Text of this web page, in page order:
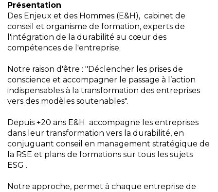
Présentation
Des Enjeux et des Hommes (E&H), cabinet de
conseil et organisme de formation, experts de
l'intégration de la durabilité au cœur des
compétences de l'entreprise.
Notre raison d'être : "Déclencher les prises de
conscience et accompagner le passage à l’action
indispensables à la transformation des entreprises
vers des modèles soutenables".
Depuis +20 ans E&H accompagne les entreprises
dans leur transformation vers la durabilité, en
conjuguant conseil en management stratégique de
la RSE et plans de formations sur tous les sujets
ESG .
Notre approche, permet à chaque entreprise de